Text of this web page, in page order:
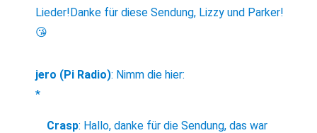
Lieder!Danke für diese Sendung, Lizzy und Parker!
😘
jero (Pi Radio): Nimm die hier:
*
Crasp: Hallo, danke für die Sendung, das war